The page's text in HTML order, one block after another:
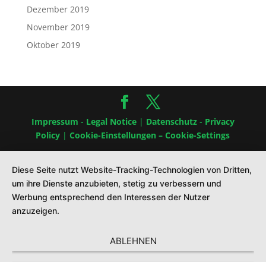
Dezember 2019
November 2019
Oktober 2019
Impressum - Legal Notice| Datenschutz- Privacy
Policy |Cookie-Einstellungen – Cookie-Settings
Diese Seite nutzt Website-Tracking-Technologien von Dritten,
um ihre Dienste anzubieten, stetig zu verbessern und
Werbung entsprechend den Interessen der Nutzer
anzuzeigen.
ABLEHNEN